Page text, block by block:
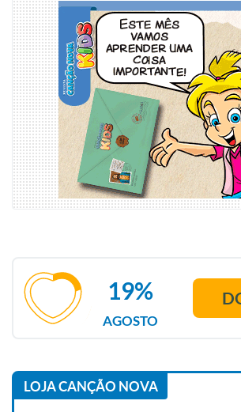
AGOSTO
19%
LOJA CANÇÃO NOVA